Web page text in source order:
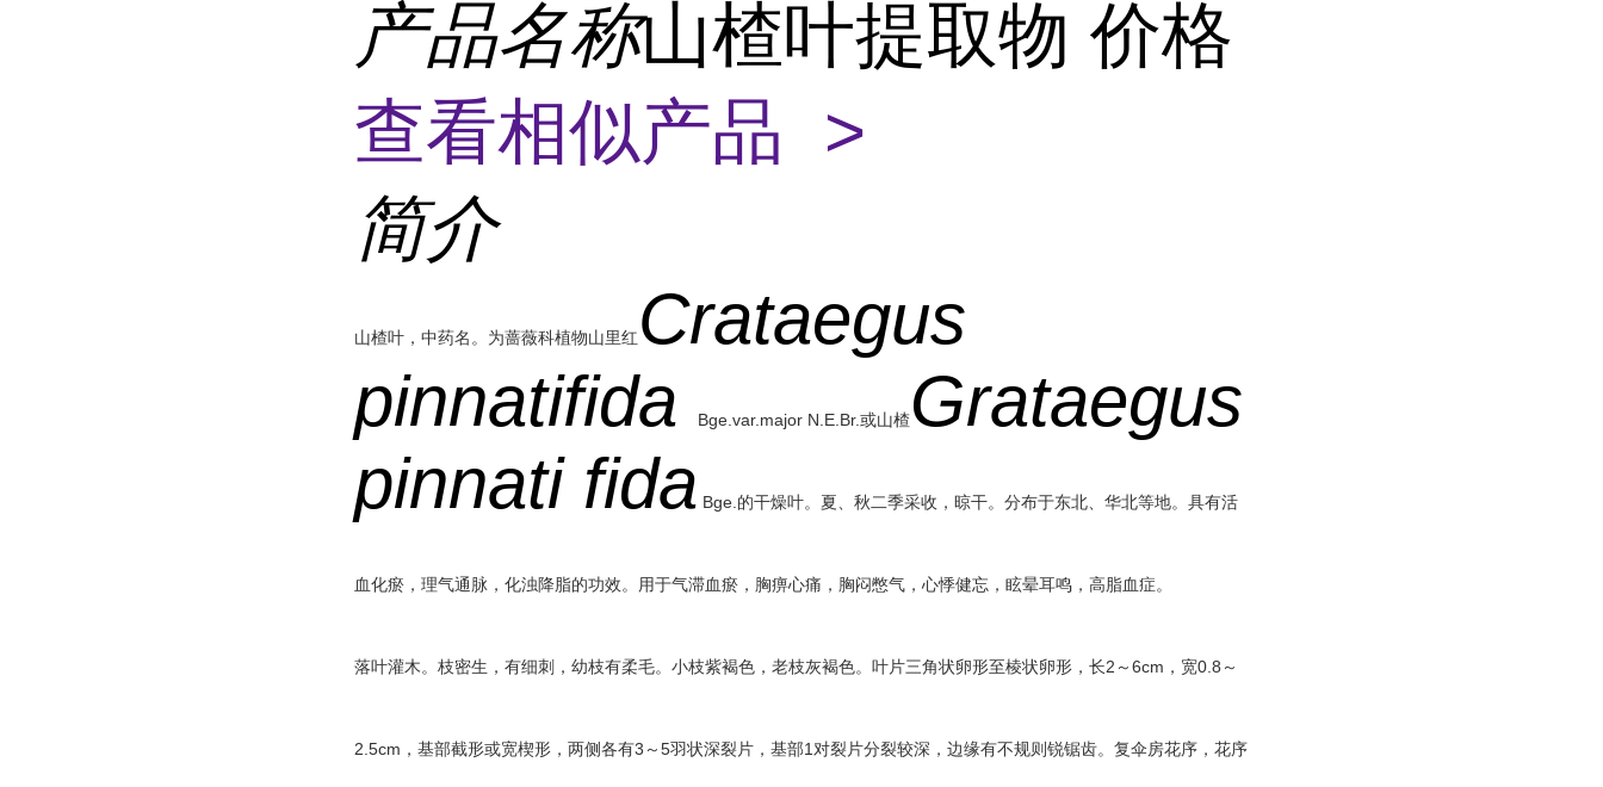
产品名称山楂叶提取物 价格
查看相似产品 >
简介
山楂叶，中药名。为蔷薇科植物山里红 Crataegus
pinnatifida
Bge.var.major N.E.Br.或山楂Grataegus
pinnati fida Bge.的干燥叶。夏、秋二季采收，晾干。分布于东北、华北等地。具有活
血化瘀，理气通脉，化浊降脂的功效。用于气滞血瘀，胸痹心痛，胸闷憋气，心悸健忘，眩晕耳鸣，高脂血症。
落叶灌木。枝密生，有细刺，幼枝有柔毛。小枝紫褐色，老枝灰褐色。叶片三角状卵形至棱状卵形，长2～6cm，宽0.8～
2.5cm，基部截形或宽楔形，两侧各有3～5羽状深裂片，基部1对裂片分裂较深，边缘有不规则锐锯齿。复伞房花序，花序